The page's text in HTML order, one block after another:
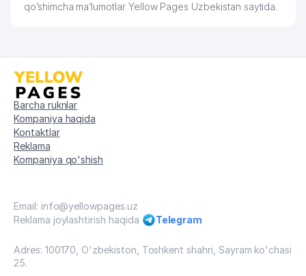
qo’shimcha ma’lumotlar Yellow Pages Uzbekistan saytida.
Barcha ruknlar
Kompaniya haqida
Kontaktlar
Reklama
Kompaniya qo'shish
Email: info@yellowpages.uz
Reklama joylashtirish haqida
Telegram
Adres: 100170, O'zbekiston, Toshkent shahri, Sayram ko'chasi
25.